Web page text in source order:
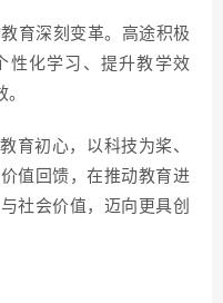
育深刻变革。高途积极
性化学习、提升教学效
育初心，以科技为桨、
值回馈，在推动教育进
社会价值，迈向更具创